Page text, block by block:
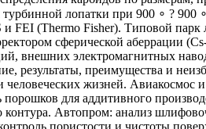
лопатки при 900 ∘ ? 900
FEI (Thermo Fisher). Типовой
сферической аберрации
внешних электромагнитных
результаты, преимущества и
жизней. Авиакосмос
для аддитивного
Автопром: анализ